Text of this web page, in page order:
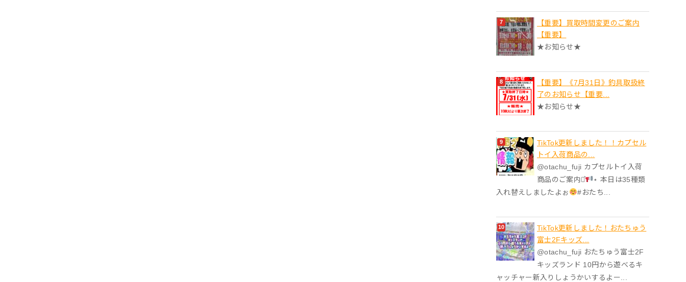
【重要】買取時間変更のご案内
【重要】
★お知らせ★
【重要】《7月31日》釣具取扱終
了のお知らせ【重要...
★お知らせ★
TikTok更新しました！！カプセル
トイ入荷商品の...
@otachu_fuji カプセルトイ入荷
商品のご案内⋆͛
⋆ 本日は35種類
入れ替えしましたよぉ
#おたち...
TikTok更新しました！おたちゅう
富士2Fキッズ...
@otachu_fuji おたちゅう富士2F
キッズランド 10円から遊べるキ
ャッチャー新入りしょうかいするよー...